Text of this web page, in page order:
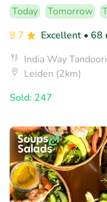
Today Tomorrow
8.7
Excellent • 68
India Way
Leiden (2km)
Sold: 247